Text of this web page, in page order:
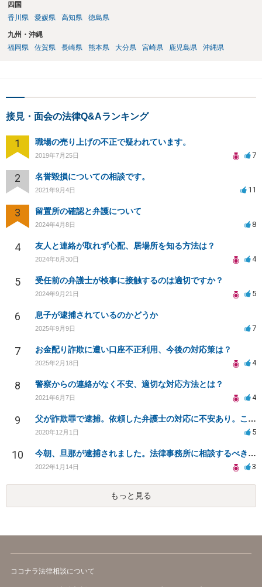
四国
香川県
愛媛県 高知県 徳島県
九州・沖縄
福岡県
佐賀県 長崎県 熊本県 大分県 宮崎県 鹿児島県 沖縄県
接見・面会の法律Q&Aランキング
1 職場の売り上げの不正で疑われています。
2019年7月25日 7
2 名誉毀損についての相談です。
2021年9月4日 11
3 留置所の確認と弁護について
2024年4月8日 8
4 友人と連絡が取れず心配、居場所を知る方法は？
2024年8月30日 4
5 受任前の弁護士が検事に接触するのは適切ですか？
2024年9月21日 5
6 息子が逮捕されているのかどうか
2025年9月9日 7
7 お金配り詐欺に遭い口座不正利用、今後の対応策は？
2025年2月18日 4
8 警察からの連絡がなく不安、適切な対応方法とは？
2021年6月7日 4
9 父が詐欺罪で逮捕。依頼した弁護士の対応に不安あり。このまま弁護を依頼してもよいものか？
2020年12月1日 5
10 今朝、旦那が逮捕されました。法律事務所に相談するべきでしょうか？
2022年1月14日 3
もっと見る
ココナラ法律相談について